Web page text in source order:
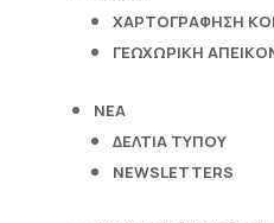
ΧΑΡΤΟΓΡΑΦΗΣΗ
ΓΕΩΧΩΡΙΚΗ
ΝΕΑ
ΔΕΛΤΙΑ ΤΥΠΟΥ
NEWSLETTERS